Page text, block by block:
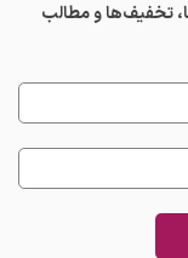
تخفیف‌ها و مطالب